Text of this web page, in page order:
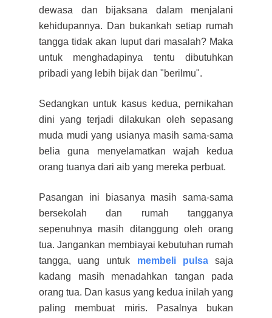
dewasa dan bijaksana dalam menjalani
kehidupannya. Dan bukankah setiap rumah
tangga tidak akan luput dari masalah? Maka
untuk menghadapinya tentu dibutuhkan
pribadi yang lebih bijak dan "berilmu".
Sedangkan untuk kasus kedua, pernikahan
dini yang terjadi dilakukan oleh sepasang
muda mudiyang usianya masih sama-sama
belia guna
menyelamatkan wajah kedua
orang tuanya dari aib yang mereka perbuat.
Pasangan ini biasanya masih sama-sama
bersekolah dan rumah tangganya
sepenuhnya masih ditanggung oleh orang
tua. Jangankan membiayai kebutuhan rumah
tangga, uang untuk membeli pulsasaja
kadang masih menadahkan tangan pada
orang tua. Dan kasus yang kedua inilah yang
paling
membuat miris. Pasalnya bukan